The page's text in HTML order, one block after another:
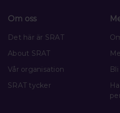
Om oss
Det här är SRAT
About SRAT
Vår organisation
SRAT tycker